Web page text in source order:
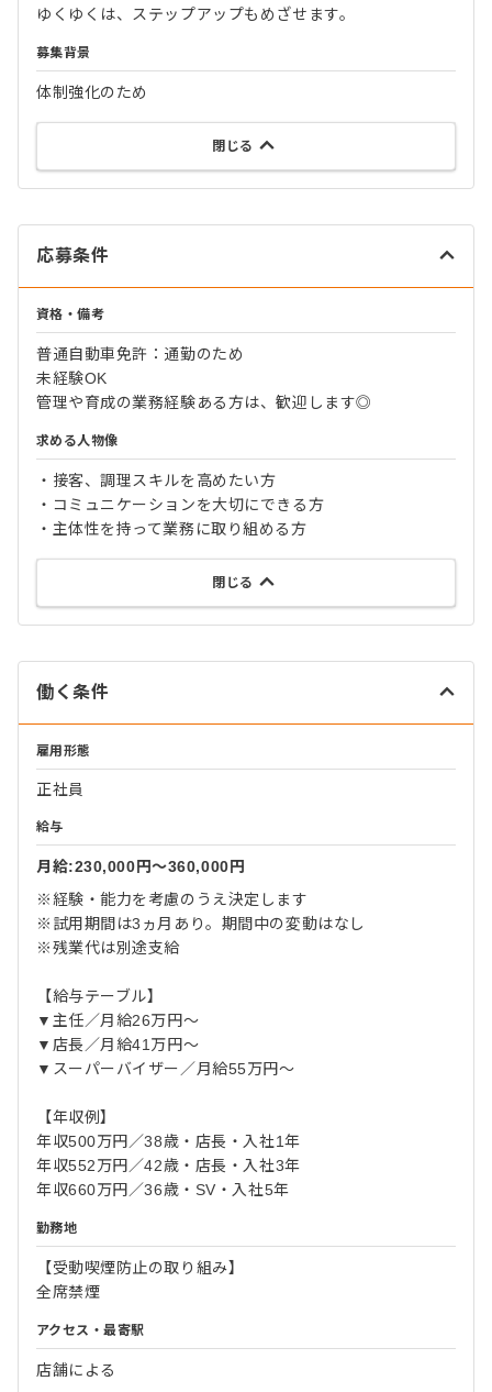
ゆくゆくは、ステップアップもめざせます。
募集背景
体制強化のため
閉じる
応募条件
資格・備考
普通自動車免許：通勤のため
未経験OK
管理や育成の業務経験ある方は、歓迎します◎
求める人物像
・接客、調理スキルを高めたい方
・コミュニケーションを大切にできる方
・主体性を持って業務に取り組める方
閉じる
働く条件
雇用形態
正社員
給与
月給:230,000円〜360,000円
※経験・能力を考慮のうえ決定します
※試用期間は3ヵ月あり。期間中の変動はなし
※残業代は別途支給
【給与テーブル】
▼主任／月給26万円〜
▼店長／月給41万円〜
▼スーパーバイザー／月給55万円〜
【年収例】
年収500万円／38歳・店長・入社1年
年収552万円／42歳・店長・入社3年
年収660万円／36歳・SV・入社5年
勤務地
【受動喫煙防止の取り組み】
全席禁煙
アクセス・最寄駅
店舗による